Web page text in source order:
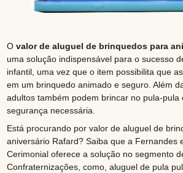
Ovalor de aluguel de brinquedos para
uma solução indispensável para o sucesso
infantil, uma vez que o item possibilita que
em um brinquedo animado e seguro. Além
adultos também podem brincar no pula-pula
segurança necessária.
Está procurando por valor de aluguel de
aniversário Rafard? Saiba que a Fernandes
Cerimonial oferece a solução no segmento
Confraternizações, como, aluguel de pula